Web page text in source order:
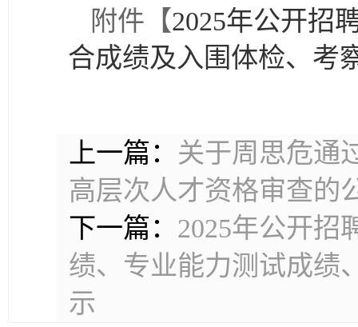
附件【2025年公开招
合成绩及入围体检、考
上一篇： 关于周思危通
高层次人才资格审查的
下一篇： 2025年公开招
绩、专业能力测试成绩
示